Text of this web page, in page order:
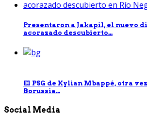
Presentaron a Jakapil, el nuevo
acorazado descubierto...
El PSG de Kylian Mbappé, otra
Borussia...
Social Media